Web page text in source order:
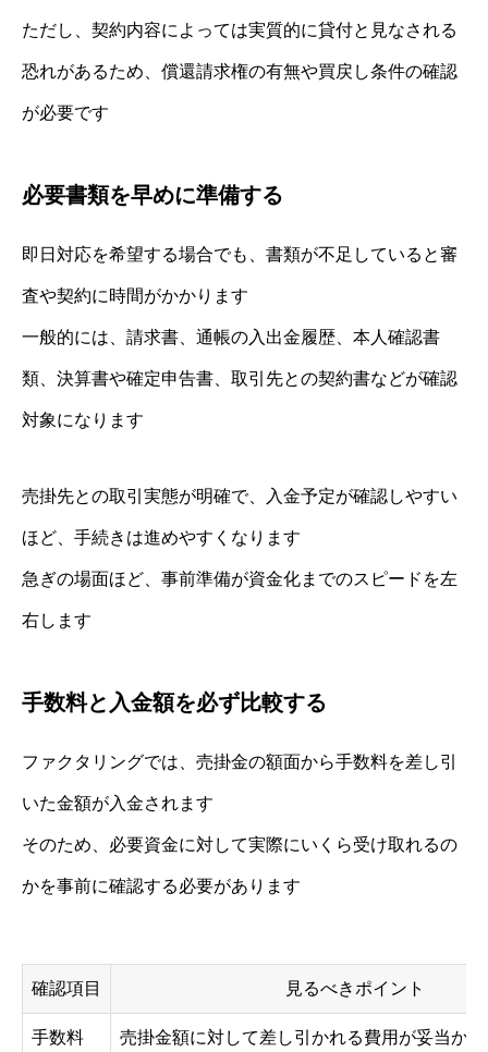
ただし、契約内容によっては実質的に貸付と見なされる
恐れがあるため、償還請求権の有無や買戻し条件の確認
が必要です
必要書類を早めに準備する
即日対応を希望する場合でも、書類が不足していると審
査や契約に時間がかかります
一般的には、請求書、通帳の入出金履歴、本人確認書
類、決算書や確定申告書、取引先との契約書などが確認
対象になります
売掛先との取引実態が明確で、入金予定が確認しやすい
ほど、手続きは進めやすくなります
急ぎの場面ほど、事前準備が資金化までのスピードを左
右します
手数料と入金額を必ず比較する
ファクタリングでは、売掛金の額面から手数料を差し引
いた金額が入金されます
そのため、必要資金に対して実際にいくら受け取れるの
かを事前に確認する必要があります
確認項目 見るべきポイント
手数料 売掛金額に対して差し引かれる費用が妥当か